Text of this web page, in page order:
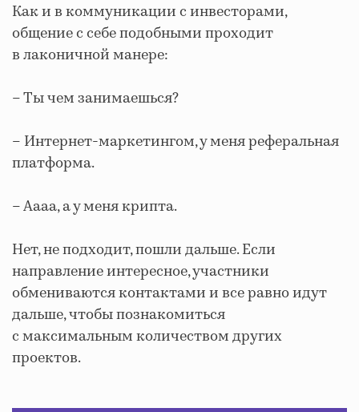
Как и в коммуникации с инвесторами,
общение с себе подобными проходит
в лаконичной манере:
– Ты чем занимаешься?
– Интернет-маркетингом, у меня реферальная
платформа.
– Аааа, а у меня крипта.
Нет, не подходит, пошли дальше. Если
направление интересное, участники
обмениваются контактами и все равно идут
дальше, чтобы познакомиться
с максимальным количеством других
проектов.